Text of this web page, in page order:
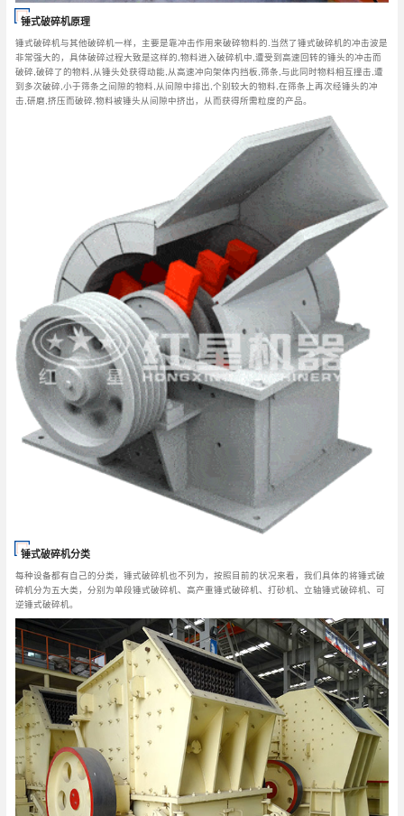
锤式破碎机原理
锤式破碎机与其他破碎机一样，主要是靠冲击作用来破碎物料的.当然了锤式破碎机的冲击波是
非常强大的，具体破碎过程大致是这样的,物料进入破碎机中,遭受到高速回转的锤头的冲击而
破碎,破碎了的物料,从锤头处获得动能,从高速冲向架体内挡板,筛条,与此同时物料相互撞击,遭
到多次破碎,小于筛条之间隙的物料,从间隙中排出,个别较大的物料,在筛条上再次经锤头的冲
击,研磨,挤压而破碎,物料被锤头从间隙中挤出，从而获得所需粒度的产品。
锤式破碎机分类
每种设备都有自己的分类，锤式破碎机也不列为，按照目前的状况来看，我们具体的将锤式破
碎机分为五大类，分别为单段锤式破碎机、高产重锤式破碎机、打砂机、立轴锤式破碎机、可
逆锤式破碎机。